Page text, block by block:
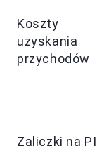
Koszty
uzyskania
przychodów
Zaliczki na